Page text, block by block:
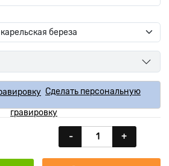
Сделать персональную
гравировку
- +